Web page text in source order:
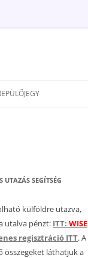
UTAZÁS SEGÍTSÉG
külföldre utazva,
utalva pénzt: ITT: WISE
regisztráció ITT. A
összegeket láthatjuk a